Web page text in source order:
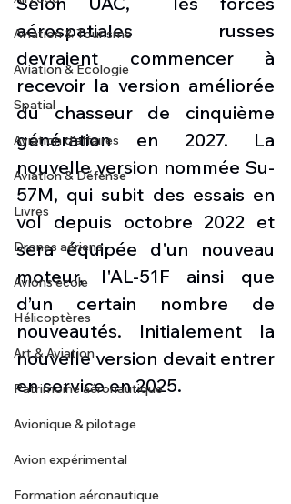
Aviation & Tourisme
Aviation & Ecologie
Spatial
Aviation d'affaires
Aviation & Défense
Livres
Drones aériens
Avions école
Hélicoptères
Art & Aviation
Patrimoine aéronautique
Avionique & pilotage
Avion expérimental
Formation aéronautique
aérospatiales russes
devraient commencer à
recevoir la version améliorée
du chasseur de cinquième
génération en 2027. La
nouvelle version nommée Su-
57M, qui subit des essais en
vol depuis octobre 2022 et
sera équipée d'un nouveau
moteur, l'AL-51F ainsi que
d’un certain nombre de
nouveautés. Initialement la
nouvelle version devait entrer
en service en 2025.